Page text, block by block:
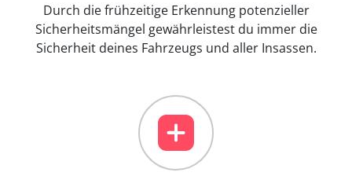
Durch die frühzeitige Erkennung potenzieller
Sicherheitsmängel gewährleistest du immer die
Sicherheit deines Fahrzeugs und aller Insassen.